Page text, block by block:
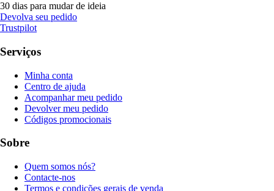
30 dias para mudar de ideia
Devolva seu pedido
Trustpilot
Serviços
Minha conta
Centro de ajuda
Acompanhar meu pedido
Devolver meu pedido
Códigos promocionais
Sobre
Quem somos nós?
Contacte-nos
Termos e condições gerais de venda